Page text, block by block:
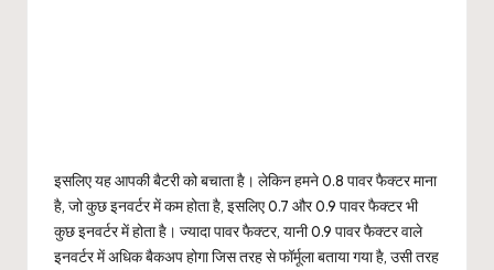
इसलिए यह आपकी बैटरी को बचाता है। लेकिन हमने 0.8 पावर फैक्टर माना
है, जो कुछ इनवर्टर में कम होता है, इसलिए 0.7 और 0.9 पावर फैक्टर भी
कुछ इनवर्टर में होता है। ज्यादा पावर फैक्टर, यानी 0.9 पावर फैक्टर वाले
इनवर्टर में अधिक बैकअप होगा जिस तरह से फॉर्मूला बताया गया है, उसी तरह